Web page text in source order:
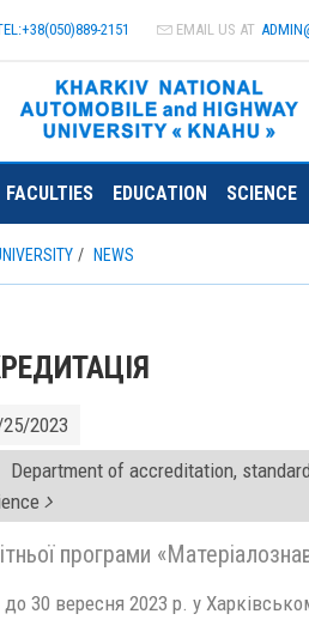
2151 EMAIL US AT
FACULTIES EDUCATION SCIENCE
NEWS
2023
Department of accreditation,
програми
30 вересня 2023 р. у